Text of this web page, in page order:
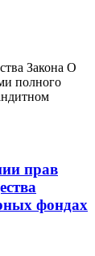
Закона О
полного
прав
фондах